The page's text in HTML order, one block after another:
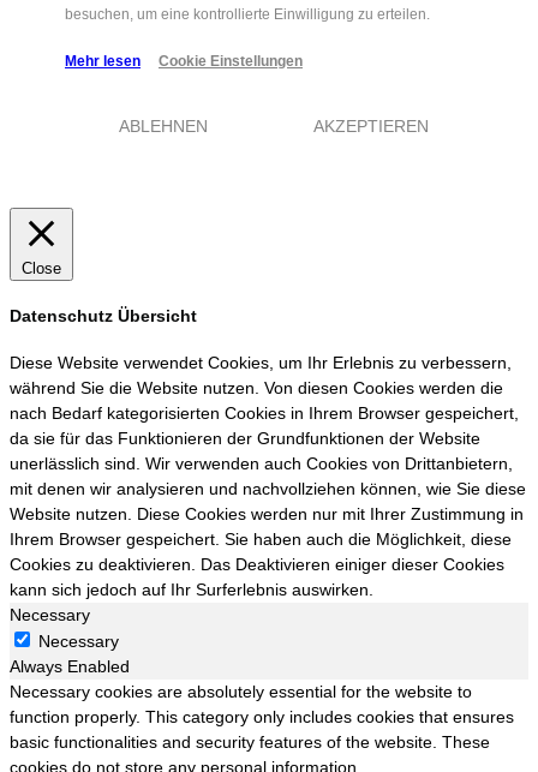
besuchen, um eine kontrollierte Einwilligung zu erteilen.
Mehr lesen Cookie Einstellungen
ABLEHNEN AKZEPTIEREN
Close
Datenschutz Übersicht
Diese Website verwendet Cookies, um Ihr Erlebnis zu verbessern,
während Sie die Website nutzen. Von diesen Cookies werden die
nach Bedarf kategorisierten Cookies in Ihrem Browser gespeichert,
da sie für das Funktionieren der Grundfunktionen der Website
unerlässlich sind. Wir verwenden auch Cookies von Drittanbietern,
mit denen wir analysieren und nachvollziehen können, wie Sie diese
Website nutzen. Diese Cookies werden nur mit Ihrer Zustimmung in
Ihrem Browser gespeichert. Sie haben auch die Möglichkeit, diese
Cookies zu deaktivieren. Das Deaktivieren einiger dieser Cookies
kann sich jedoch auf Ihr Surferlebnis auswirken.
Necessary
Necessary
Always Enabled
Necessary cookies are absolutely essential for the website to
function properly. This category only includes cookies that ensures
basic functionalities and security features of the website. These
cookies do not store any personal information.